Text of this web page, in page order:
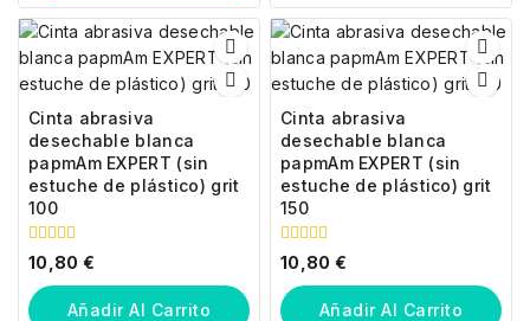
Cinta abrasiva
desechable blanca
papmAm EXPERT (sin
estuche de plástico) grit
100
0
fuera
de
5
10,80 €
Añadir Al Carrito
Cinta abrasiva
desechable blanca
papmAm EXPERT (sin
estuche de plástico) grit
150
0
fuera
de
5
10,80 €
Añadir Al Carrito